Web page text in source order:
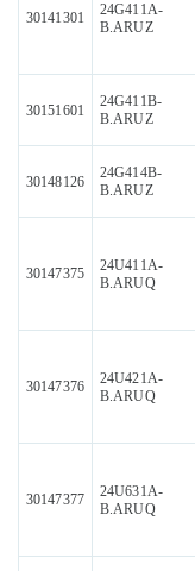
30141301
24G411A-
B.ARUZ
30151601
24G411B-
B.ARUZ
30148126
24G414B-
B.ARUZ
30147375
24U411A-
B.ARUQ
30147376
24U421A-
B.ARUQ
30147377
24U631A-
B.ARUQ